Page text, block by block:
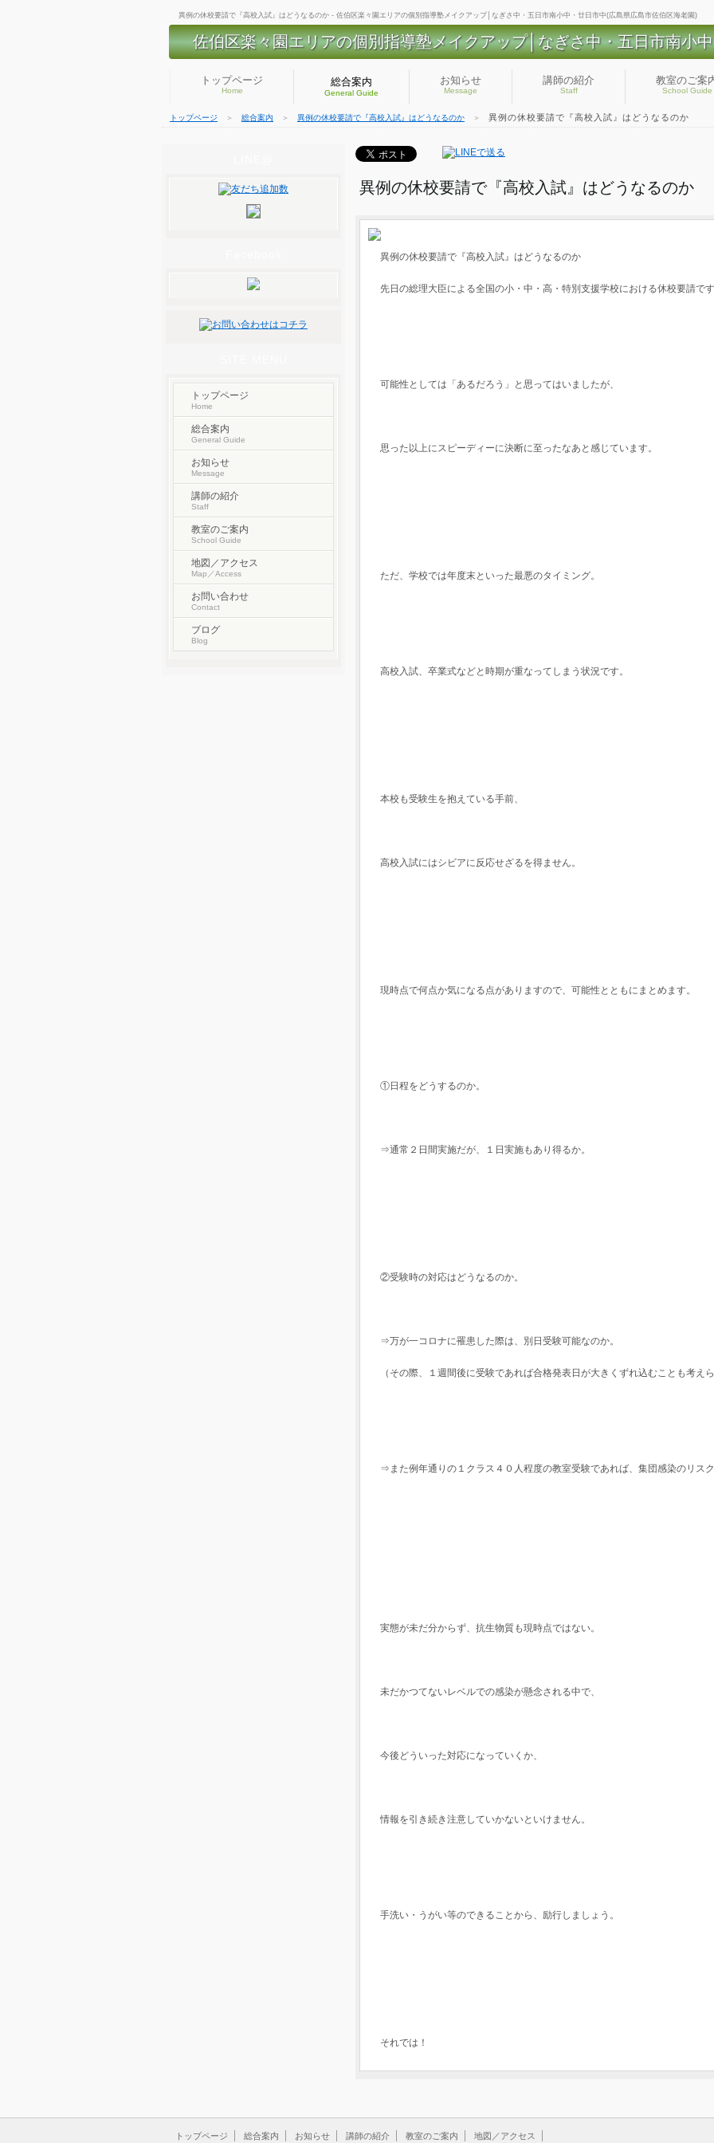
異例の休校要請で『高校入試』はどうなるのか - 佐伯区楽々園エリアの個別指導塾メイクアップ│なぎさ中・五日市南小中・廿日市中(広島県広島市佐伯区海老園)
佐伯区楽々園エリアの個別指導塾メイクアップ│なぎさ中・五日市南小
トップページ
Home
総合案内
General Guide
お知らせ
Message
講師の紹介
Staff
教室のご案
School Guide
トップページ ＞ 総合案内 ＞ 異例の休校要請で『高校入試』はどうなるのか ＞ 異例の休校要請で『高校入試』はどうなるのか
異例の休校要請で『高校入試』はどうなるのか
異例の休校要請で『高校入試』はどうなるのか
先日の総理大臣による全国の小・中・高・特別支援学校における休校要請で
可能性としては「あるだろう」と思ってはいましたが、
思った以上にスピーディーに決断に至ったなあと感じています。
ただ、学校では年度末といった最悪のタイミング。
高校入試、卒業式などと時期が重なってしまう状況です。
本校も受験生を抱えている手前、
高校入試にはシビアに反応せざるを得ません。
現時点で何点か気になる点がありますので、可能性とともにまとめます。
①日程をどうするのか。
⇒通常２日間実施だが、１日実施もあり得るか。
②受験時の対応はどうなるのか。
⇒万が一コロナに罹患した際は、別日受験可能なのか。
（その際、１週間後に受験であれば合格発表日が大きくずれ込むことも考え
⇒また例年通りの１クラス４０人程度の教室受験であれば、集団感染のリス
実態が未だ分からず、抗生物質も現時点ではない。
未だかつてないレベルでの感染が懸念される中で、
今後どういった対応になっていくか、
情報を引き続き注意していかないといけません。
手洗い・うがい等のできることから、励行しましょう。
それでは！
トップページ
Home
総合案内
General Guide
お知らせ
Message
講師の紹介
Staff
教室のご案内
School Guide
地図／アクセス
Map／Access
お問い合わせ
Contact
ブログ
Blog
トップページ 総合案内 お知らせ 講師の紹介 教室のご案内 地図／アクセス